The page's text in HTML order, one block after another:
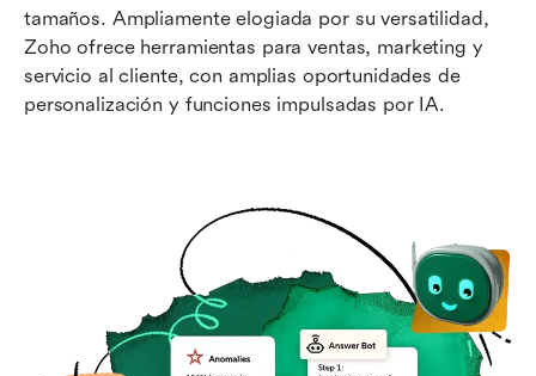
tamaños. Ampliamente elogiada por su versatilidad,
Zoho ofrece herramientas para ventas, marketing y
servicio al cliente, con amplias oportunidades de
personalización y funciones impulsadas por IA.